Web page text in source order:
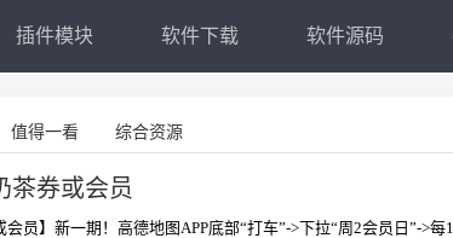
插件模块 软件下载 软件源码
值得一看 综合资源
茶券或会员
会员】新一期！高德地图APP底部“打车”->下拉“周2会员日”->每